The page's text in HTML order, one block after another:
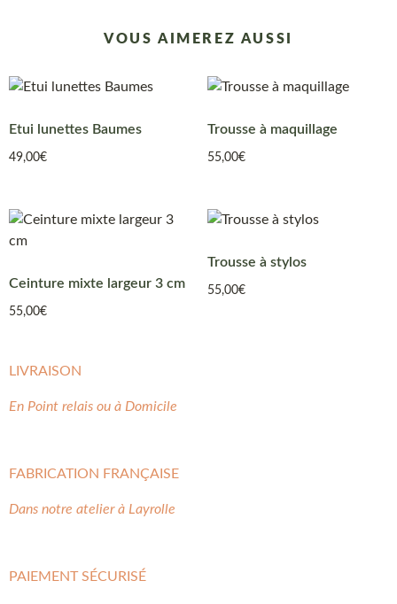
VOUS AIMEREZ AUSSI
Etui lunettes Baumes
49,00€
Trousse à maquillage
55,00€
Ceinture mixte largeur 3 cm
55,00€
Trousse à stylos
55,00€
LIVRAISON
En Point relais ou à Domicile
FABRICATION FRANÇAISE
Dans notre atelier à Layrolle
PAIEMENT SÉCURISÉ